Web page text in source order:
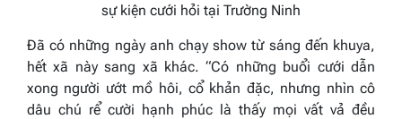
sự kiện cưới hỏi tại Trường Ninh
Đã có những ngày anh chạy show từ sáng đến khuya,
hết xã này sang xã khác.“Có những buổi cưới dẫn
xong người ướt mồ hôi, cổ khản đặc, nhưng nhìn cô
dâu chú rể cười hạnh phúc là thấy mọi vất vả đều